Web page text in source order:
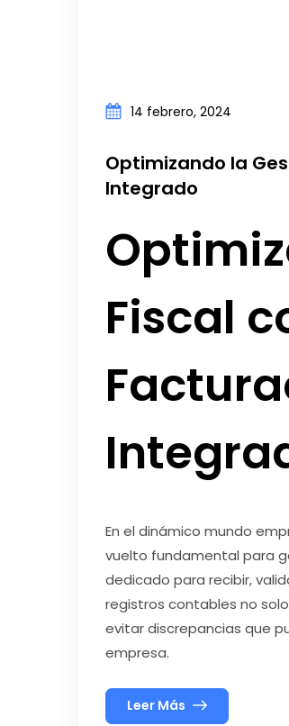
14 febrero, 2024
Optimizando la
Integrado
Fiscal
En el dinámico mundo
vuelto fundamental para
dedicado para recibir,
registros contables no
evitar discrepancias que
empresa.
Leer Más